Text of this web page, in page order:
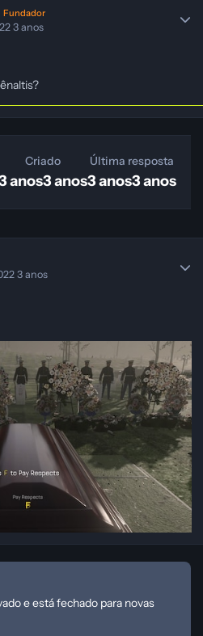
Fundador
3 anos
Criado
anos3 anos
Última resposta
3 anos3 anos
3 anos
e está fechado para novas